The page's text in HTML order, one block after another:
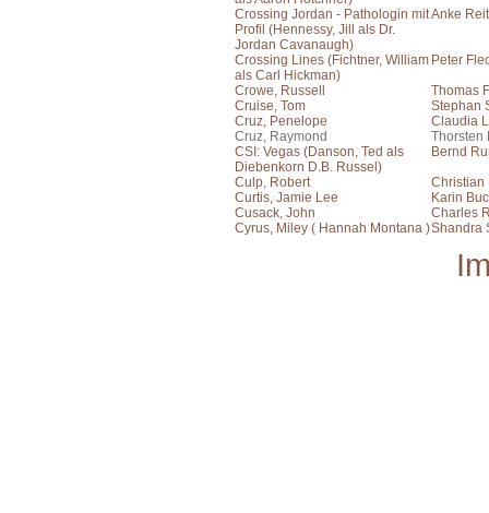
Crossing Jordan - Pathologin mit
Profil (Hennessy, Jill als Dr.
Jordan Cavanaugh)
Anke
Crossing Lines (Fichtner, William
als Carl Hickman)
Peter
Crowe, Russell
Thomas
Cruise, Tom
Stephan
Cruz, Penelope
Claudia
Cruz, Raymond
Thorsten
CSI: Vegas (Danson, Ted als
Diebenkorn D.B. Russel)
Bernd
Culp, Robert
Christian
Curtis, Jamie Lee
Karin
Cusack, John
Charles
Cyrus, Miley ( Hannah Montana )Shandra